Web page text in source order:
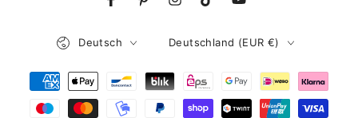
FacebookPinterestInstagramTikTokYouTube
Deutsch Deutschland (EUR €)
Zahlungsmöglichkeiten